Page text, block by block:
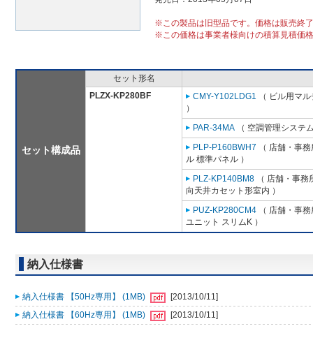
※この製品は旧型品です。価格は販売終
※この価格は事業者様向けの積算見積価
セット構成品
セット形名
PLZX-KP280BF
CMY-Y102LDG1 （ ビル用マ
）
PAR-34MA （ 空調管理システ
PLP-P160BWH7 （ 店舗・事
ル 標準パネル ）
PLZ-KP140BM8 （ 店舗・事
向天井カセット形室内 ）
PUZ-KP280CM4 （ 店舗・事
ユニット スリムK ）
納入仕様書
納入仕様書 【50Hz専用】 (1MB)
[2013/10/11]
納入仕様書 【60Hz専用】 (1MB)
[2013/10/11]